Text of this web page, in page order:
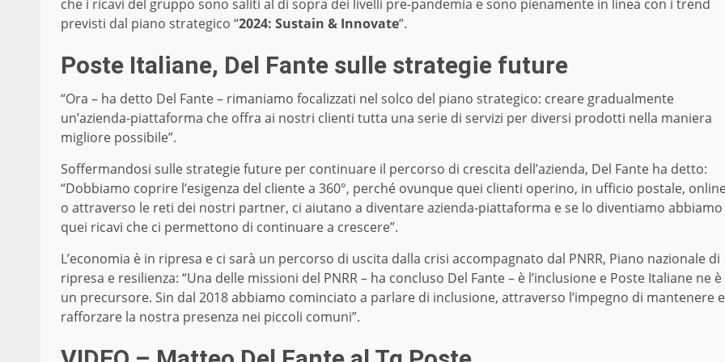
che i ricavi del gruppo sono saliti al di sopra dei livelli pre-pandemia e sono pienamente in linea con i trend
previsti dal piano strategico “2024: Sustain & Innovate“.
Poste Italiane, Del Fante sulle strategie future
“Ora – ha detto Del Fante – rimaniamo focalizzati nel solco del piano strategico: creare gradualmente
un’azienda-piattaforma che offra ai nostri clienti tutta una serie di servizi per diversi prodotti nella maniera
migliore possibile”.
Soffermandosi sulle strategie future per continuare il percorso di crescita dell’azienda, Del Fante ha detto:
“Dobbiamo coprire l’esigenza del cliente a 360°, perché ovunque quei clienti operino, in ufficio postale,
o attraverso le reti dei nostri partner, ci aiutano a diventare azienda-piattaforma e se lo diventiamo abbiamo
quei ricavi che ci permettono di continuare a crescere”.
L’economia è in ripresa e ci sarà un percorso di uscita dalla crisi accompagnato dal PNRR, Piano nazionale di
ripresa e resilienza: “Una delle missioni del PNRR – ha concluso Del Fante – è l’inclusione e Poste Italiane ne è
un precursore. Sin dal 2018 abbiamo cominciato a parlare di inclusione, attraverso l’impegno di mantenere e
rafforzare la nostra presenza nei piccoli comuni”.